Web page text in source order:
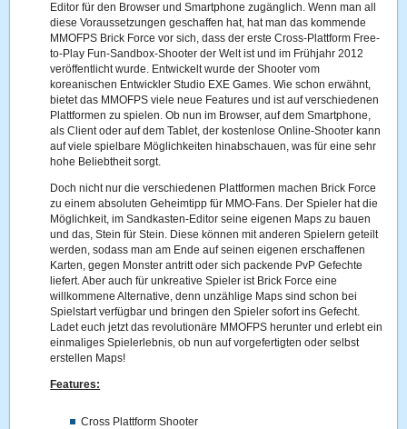
Editor für den Browser und Smartphone zugänglich. Wenn man all
diese Voraussetzungen geschaffen hat, hat man das kommende
MMOFPS Brick Force vor sich, dass der erste Cross-Plattform Free-
to-Play Fun-Sandbox-Shooter der Welt ist und im Frühjahr 2012
veröffentlicht wurde. Entwickelt wurde der Shooter vom
koreanischen Entwickler Studio EXE Games. Wie schon erwähnt,
bietet das MMOFPS viele neue Features und ist auf verschiedenen
Plattformen zu spielen. Ob nun im Browser, auf dem Smartphone,
als Client oder auf dem Tablet, der kostenlose Online-Shooter kann
auf viele spielbare Möglichkeiten hinabschauen, was für eine sehr
hohe Beliebtheit sorgt.
Doch nicht nur die verschiedenen Plattformen machen Brick Force
zu einem absoluten Geheimtipp für MMO-Fans. Der Spieler hat die
Möglichkeit, im Sandkasten-Editor seine eigenen Maps zu bauen
und das, Stein für Stein. Diese können mit anderen Spielern geteilt
werden, sodass man am Ende auf seinen eigenen erschaffenen
Karten, gegen Monster antritt oder sich packende PvP Gefechte
liefert. Aber auch für unkreative Spieler ist Brick Force eine
willkommene Alternative, denn unzählige Maps sind schon bei
Spielstart verfügbar und bringen den Spieler sofort ins Gefecht.
Ladet euch jetzt das revolutionäre MMOFPS herunter und erlebt ein
einmaliges Spielerlebnis, ob nun auf vorgefertigten oder selbst
erstellen Maps!
Features:
Cross Plattform Shooter